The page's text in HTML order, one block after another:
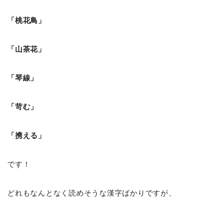
「桃花鳥」
「山茶花」
「琴線」
「苛む」
「携える」
です！
どれもなんとなく読めそうな漢字ばかりですが、